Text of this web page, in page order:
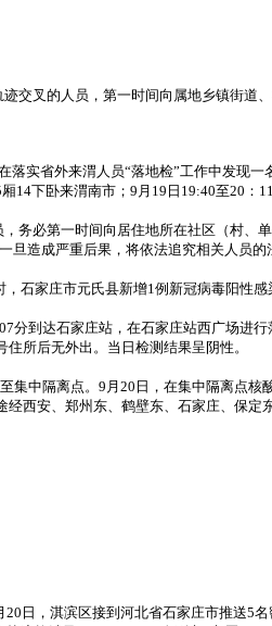
交叉的人员，第一时间向属地乡镇街道
落实省外来渭人员“落地检”工作中发现
14下卧来渭南市；9月19日19:40至20：
务必第一时间向居住地所在社区（村、
造成严重后果，将依法追究相关人员的
石家庄市元氏县新增1例新冠病毒阳性
分到达石家庄站，在石家庄站西广场进
所后无外出。当日检测结果呈阴性。
中隔离点。9月20日，在集中隔离点核
西安、郑州东、鹤壁东、石家庄、保定
日，淇滨区接到河北省石家庄市推送5